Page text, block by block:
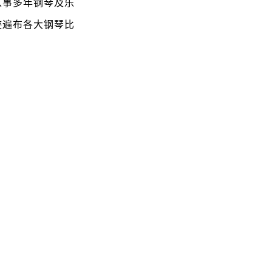
布各大钢琴比